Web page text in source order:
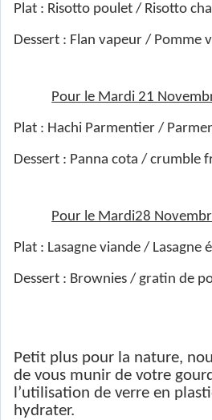
Plat : Risotto poulet / Risotto
Dessert : Flan vapeur / Pomme
Pour le Mardi 21
Plat : Hachi Parmentier /
Dessert : Panna cota / crumble
Pour le Mardi28
Plat : Lasagne viande / Lasagne
Dessert : Brownies / gratin de
Petit plus pour la nature,
de vous munir de votre
l’utilisation de verre en
hydrater.